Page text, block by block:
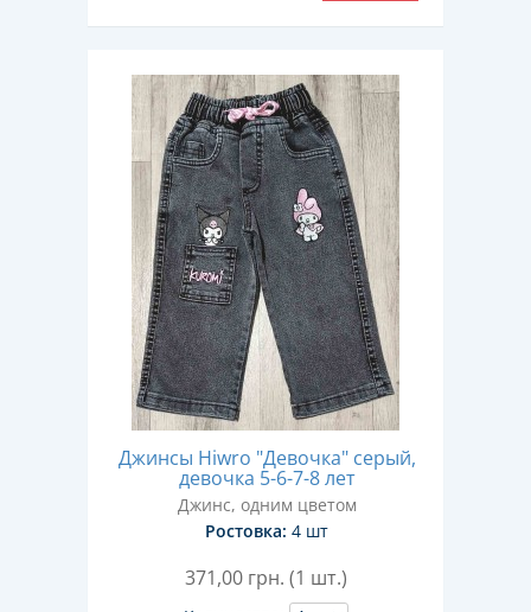
Джинсы Hiwro "Девочка" серый,
девочка 5-6-7-8 лет
Джинс, одним цветом
Ростовка: 4 шт
371,00 грн. (1 шт.)